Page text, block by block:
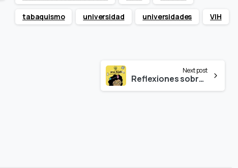
tabaquismo universidad universidades VIH
Next post
Reflexiones sobre sexo, drogas y otros viajes de placer